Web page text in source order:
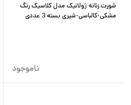
شورت زنانه ژولانیک مدل کلاسیک رنگ
مشکی-کالباسی-شیری بسته 3 عددی
ناموجود